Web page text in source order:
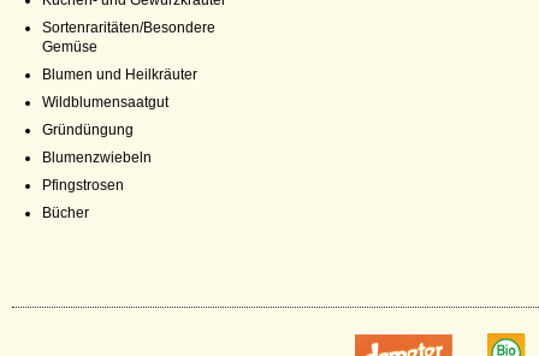
Sortenraritäten/Besondere
Gemüse
Blumen und Heilkräuter
Wildblumensaatgut
Gründüngung
Blumenzwiebeln
Pfingstrosen
Bücher